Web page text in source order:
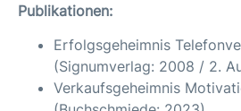
Publikationen:
Erfolgsgeheimnis
(Signumverlag: 2008 / 2.
Verkaufsgeheimnis